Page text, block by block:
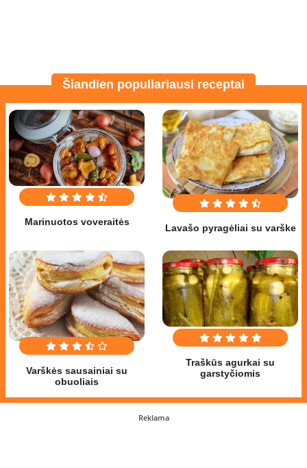
Šiandien populiariausi receptai
Marinuotos voveraitės
Lavašo pyragėliai su varške
Varškės sausainiai su
obuoliais
Traškūs agurkai su
garstyčiomis
Reklama